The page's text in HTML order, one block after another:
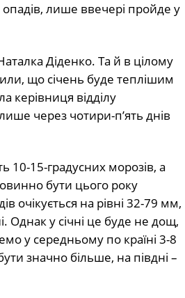
опадів, лише ввечері пройде у
Діденко. Та й в цілому
що січень буде теплішим
керівниця відділу
через чотири-п’ять днів
10-15-градусних морозів, а
бути цього року
очікується на рівні 32-79 мм,
Однак у січні це буде не дощ,
у середньому по країні 3-8
значно більше, на півдні –